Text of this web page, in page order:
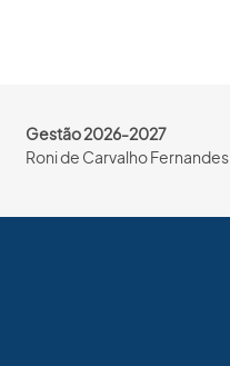
Gestão 2026-2027
Roni de Carvalho Fernandes